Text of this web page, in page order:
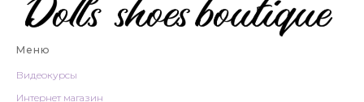
Меню
Видеокурсы
Интернет магазин